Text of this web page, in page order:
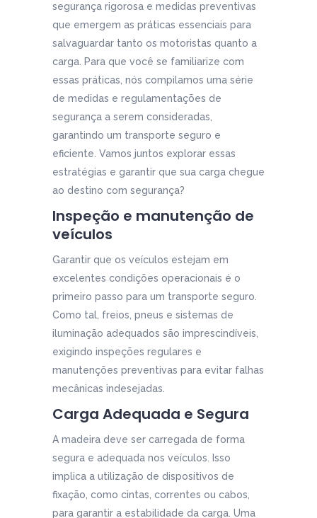
segurança rigorosa e medidas preventivas
que emergem as práticas essenciais para
salvaguardar tanto os motoristas quanto a
carga. Para que você se familiarize com
essas práticas, nós compilamos uma série
de medidas e regulamentações de
segurança a serem consideradas,
garantindo um transporte seguro e
eficiente. Vamos juntos explorar essas
estratégias e garantir que sua carga chegue
ao destino com segurança?
Inspeção e manutenção de
veículos
Garantir que os veículos estejam em
excelentes condições operacionais é o
primeiro passo para um transporte seguro.
Como tal, freios, pneus e sistemas de
iluminação adequados são imprescindíveis,
exigindo inspeções regulares e
manutenções preventivas para evitar falhas
mecânicas indesejadas.
Carga Adequada e Segura
A madeira deve ser carregada de forma
segura e adequada nos veículos. Isso
implica a utilização de dispositivos de
fixação, como cintas, correntes ou cabos,
para garantir a estabilidade da carga. Uma